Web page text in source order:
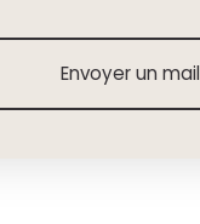
Envoyer un mail